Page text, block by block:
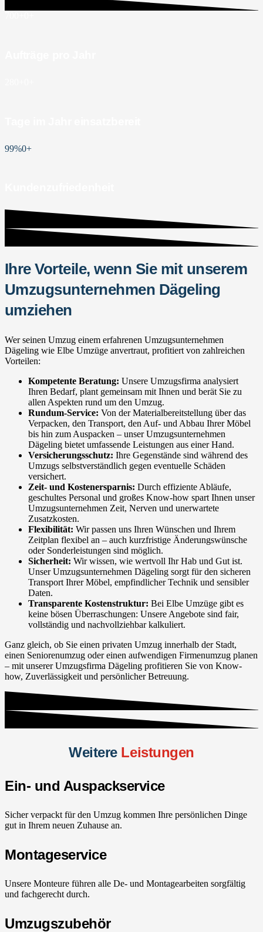
99%0+
Ihre Vorteile, wenn Sie mit unserem
Umzugsunternehmen Dägeling
umziehen
Wer seinen Umzug einem erfahrenen Umzugsunternehmen
Dägeling wie Elbe Umzüge anvertraut, profitiert von zahlreichen
Vorteilen:
Kompetente Beratung: Unsere Umzugsfirma analysiert
Ihren Bedarf, plant gemeinsam mit Ihnen und berät Sie zu
allen Aspekten rund um den Umzug.
Rundum-Service: Von der Materialbereitstellung über das
Verpacken, den Transport, den Auf- und Abbau Ihrer Möbel
bis hin zum Auspacken – unser Umzugsunternehmen
Dägeling bietet umfassende Leistungen aus einer Hand.
Versicherungsschutz: Ihre Gegenstände sind während des
Umzugs selbstverständlich gegen eventuelle Schäden
versichert.
Zeit- und Kostenersparnis: Durch effiziente Abläufe,
geschultes Personal und großes Know-how spart Ihnen unser
Umzugsunternehmen Zeit, Nerven und unerwartete
Zusatzkosten.
Flexibilität: Wir passen uns Ihren Wünschen und Ihrem
Zeitplan flexibel an – auch kurzfristige Änderungswünsche
oder Sonderleistungen sind möglich.
Sicherheit: Wir wissen, wie wertvoll Ihr Hab und Gut ist.
Unser Umzugsunternehmen Dägeling sorgt für den sicheren
Transport Ihrer Möbel, empfindlicher Technik und sensibler
Daten.
Transparente Kostenstruktur: Bei Elbe Umzüge gibt es
keine bösen Überraschungen: Unsere Angebote sind fair,
vollständig und nachvollziehbar kalkuliert.
Ganz gleich, ob Sie einen privaten Umzug innerhalb der Stadt,
einen Seniorenumzug oder einen aufwendigen Firmenumzug planen
– mit unserer Umzugsfirma Dägeling profitieren Sie von Know-
how, Zuverlässigkeit und persönlicher Betreuung.
Weitere Leistungen
Ein- und Auspackservice
Sicher verpackt für den Umzug kommen Ihre persönlichen Dinge
gut in Ihrem neuen Zuhause an.
Montageservice
Unsere Monteure führen alle De- und Montagearbeiten sorgfältig
und fachgerecht durch.
Umzugszubehör